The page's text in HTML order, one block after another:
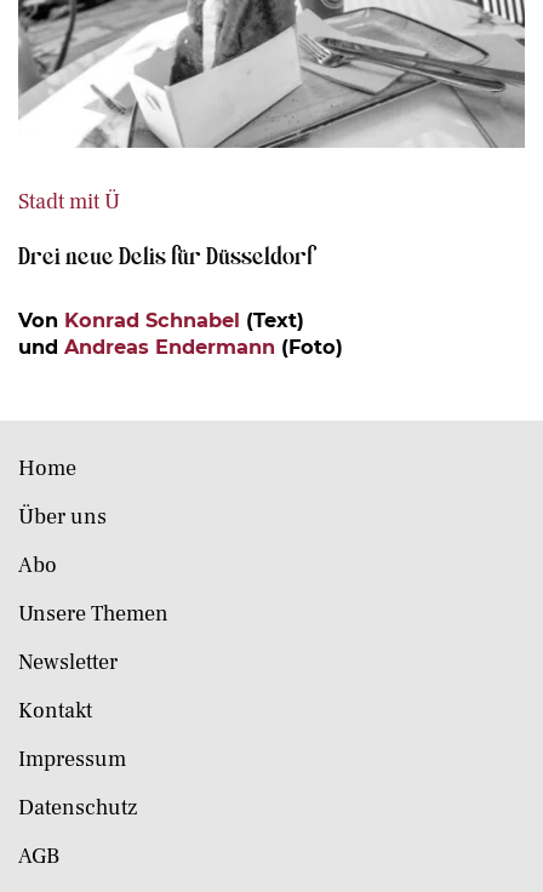
Stadt mit Ü
Drei neue Delis für Düsseldorf
Von Konrad Schnabel (Text)
und Andreas Endermann (Foto)
Home
Über uns
Abo
Unsere Themen
Newsletter
Kontakt
Impressum
Datenschutz
AGB